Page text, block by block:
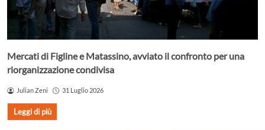
Mercati di Figline e Matassino, avviato il confronto per una
riorganizzazione condivisa
Julian Zeni 31 Luglio 2026
Leggi di più